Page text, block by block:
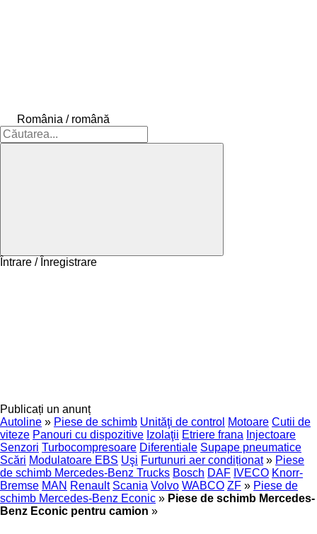
România / română
Întrare / Înregistrare
Publicați un anunț
Autoline » Piese de schimb Unităţi de control Motoare Cutii de
viteze Panouri cu dispozitive Izolaţii Etriere frana Injectoare
Senzori Turbocompresoare Diferentiale Supape pneumatice
Scări Modulatoare EBS Uşi Furtunuri aer condiționat » Piese
de schimb Mercedes-Benz Trucks Bosch DAF IVECO Knorr-
Bremse MAN Renault Scania Volvo WABCO ZF » Piese de
schimb Mercedes-Benz Econic » Piese de schimb Mercedes-
Benz Econic pentru camion »